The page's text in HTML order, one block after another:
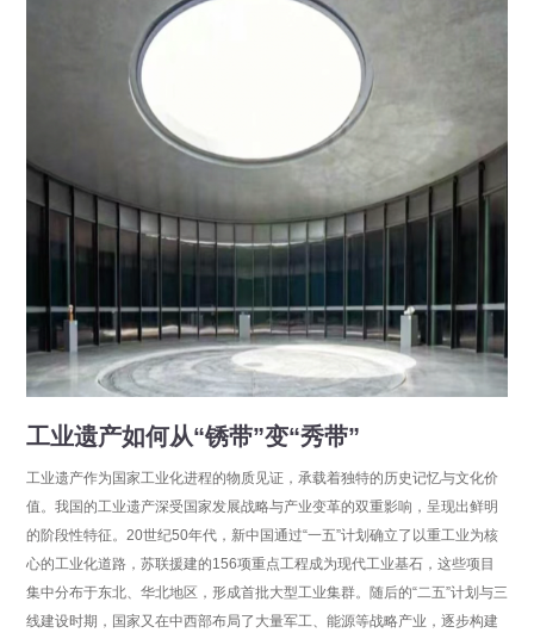
工业遗产如何从“锈带”变“秀带”
工业遗产作为国家工业化进程的物质见证，承载着独特的历史记忆与文化价
值。我国的工业遗产深受国家发展战略与产业变革的双重影响，呈现出鲜明
的阶段性特征。20世纪50年代，新中国通过“一五”计划确立了以重工业为核
心的工业化道路，苏联援建的156项重点工程成为现代工业基石，这些项目
集中分布于东北、华北地区，形成首批大型工业集群。随后的“二五”计划与三
线建设时期，国家又在中西部布局了大量军工、能源等战略产业，逐步构建